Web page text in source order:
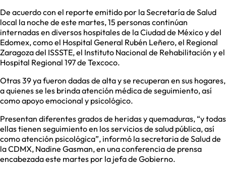
De acuerdo con el reporte emitido por la Secretaría de Salud
local la noche de este martes, 15 personas continúan
internadas en diversos hospitales de la Ciudad de México y del
Edomex, como el Hospital General Rubén Leñero, el Regional
Zaragoza del ISSSTE, el Instituto Nacional de Rehabilitación y el
Hospital Regional 197 de Texcoco.
Otras 39 ya fueron dadas de alta y se recuperan en sus hogares,
a quienes se les brinda atención médica de seguimiento, así
como apoyo emocional y psicológico.
Presentan diferentes grados de heridas y quemaduras, “y todas
ellas tienen seguimiento en los servicios de salud pública, así
como atención psicológica”, informó la secretaria de Salud de
la CDMX, Nadine Gasman, en una conferencia de prensa
encabezada este martes por la jefa de Gobierno.